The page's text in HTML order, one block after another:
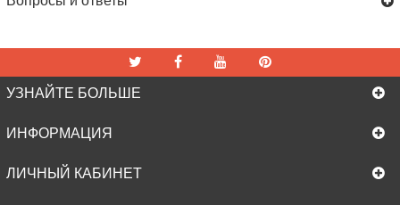
УЗНАЙТЕ БОЛЬШЕ
ИНФОРМАЦИЯ
ЛИЧНЫЙ КАБИНЕТ